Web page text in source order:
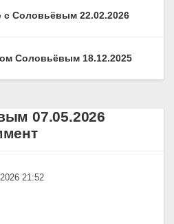
с Соловьёвым 22.02.2026
Соловьёвым 18.12.2025
07.05.2026
21:52